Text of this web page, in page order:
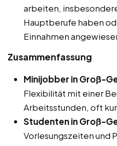
arbeiten,
Hauptberufe haben
Einnahmen
Zusammenfassung
Minijobber in Groß-
Flexibilität mit einer
Arbeitsstunden, oft
Studenten in Groß-
Vorlesungszeiten und